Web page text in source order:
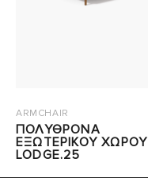
ARMCHAIR
ΠΟΛΥΘΡΟΝΑ
ΕΞΩΤΕΡΙΚΟΥ ΧΩΡΟΥ
LODGE.25